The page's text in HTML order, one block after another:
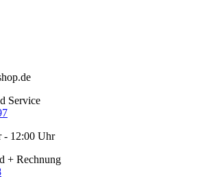
Service
- 12:00 Uhr
+ Rechnung